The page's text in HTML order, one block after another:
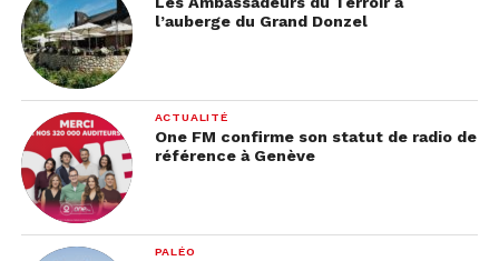
l’auberge du Grand Donzel
ACTUALITÉ
One FM confirme son statut de radio de
référence à Genève
PALÉO